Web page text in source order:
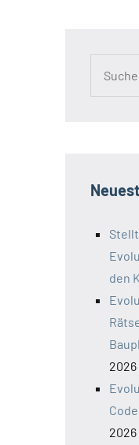
den
2026
2026